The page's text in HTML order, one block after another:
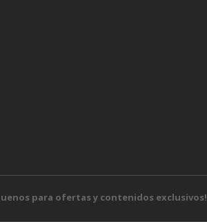
para ofertas y contenidos exclusivos!